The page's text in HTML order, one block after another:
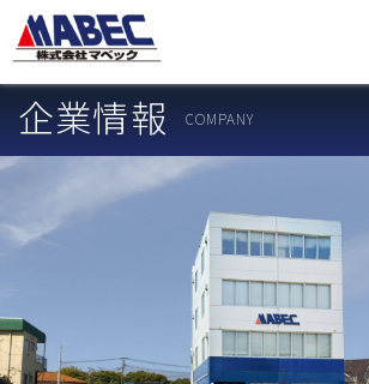
企業情報 COMPANY